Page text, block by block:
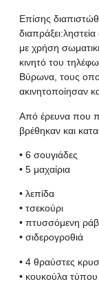
Επίσης
με χρήση
κινητό του
Βύρωνα, τους
ακινητοποίησαν
Από έρευνα που
βρέθηκαν και
• 6 σουγιάδες
• 5 μαχαίρια
• λεπίδα
• τσεκούρι
• πτυσσόμενη
• σιδερογροθιά
• 4 θραύστες
• κουκούλα